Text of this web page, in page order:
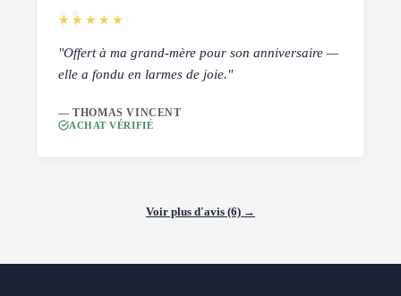
★★★★★
"Offert à ma grand-mère pour son anniversaire —
elle a fondu en larmes de joie."
— THOMAS VINCENT
ACHAT VÉRIFIÉ
Voir plus d'avis (6) →